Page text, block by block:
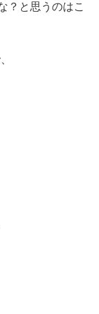
？と思うのはこ